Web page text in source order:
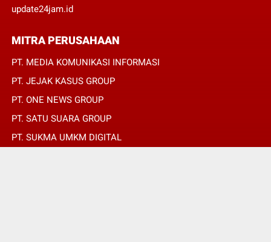
update24jam.id
MITRA PERUSAHAAN
PT. MEDIA KOMUNIKASI INFORMASI
PT. JEJAK KASUS GROUP
PT. ONE NEWS GROUP
PT. SATU SUARA GROUP
PT. SUKMA UMKM DIGITAL